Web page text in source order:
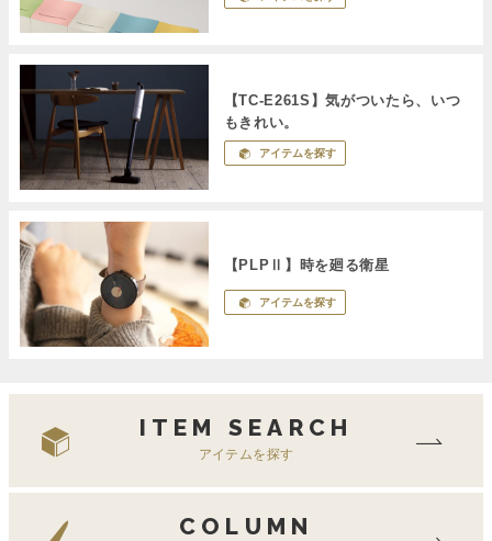
【TC-E261S】気がついたら、いつ
もきれい。
アイテムを探す
【PLPⅡ】時を廻る衛星
アイテムを探す
ITEM SEARCH
アイテムを探す
COLUMN